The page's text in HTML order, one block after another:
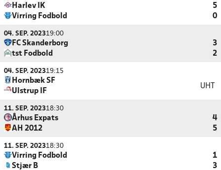
Harlev IK
5
Virring Fodbold
0
04. SEP. 202319:00
FC Skanderborg
3
tst Fodbold
2
04. SEP. 202319:15
Hornbæk SF
Ulstrup IF
UHT
11. SEP. 202318:30
Århus Expats
4
AH 2012
5
11. SEP. 202318:30
Virring Fodbold
1
Stjær B
3